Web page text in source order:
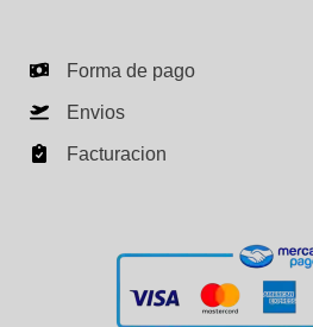
Forma de pago
Envios
Facturacion